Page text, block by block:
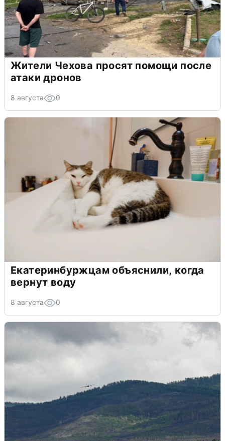
Жители Чехова просят помощи после
атаки дронов
8 августа 0
Екатеринбуржцам объяснили, когда
вернут воду
8 августа 0